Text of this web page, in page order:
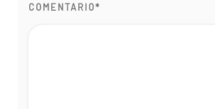
COMENTARIO*